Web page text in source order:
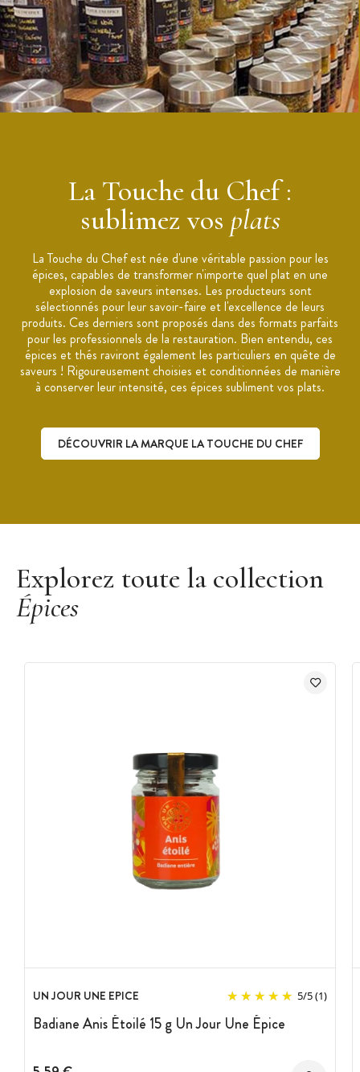
La Touche du Chef :
sublimez vos plats
La Touche du Chef est née d'une véritable passion pour les
épices, capables de transformer n'importe quel plat en une
explosion de saveurs intenses. Les producteurs sont
sélectionnés pour leur savoir-faire et l'excellence de leurs
produits. Ces derniers sont proposés dans des formats parfaits
pour les professionnels de la restauration. Bien entendu, ces
épices et thés raviront également les particuliers en quête de
saveurs ! Rigoureusement choisies et conditionnées de manière
à conserver leur intensité, ces épices subliment vos plats.
DÉCOUVRIR LA MARQUE LA TOUCHE DU CHEF
Explorez toute la collection
Épices
UN JOUR UNE EPICE 5/5(1)
Badiane Anis Étoilé 15 g Un Jour Une Épice